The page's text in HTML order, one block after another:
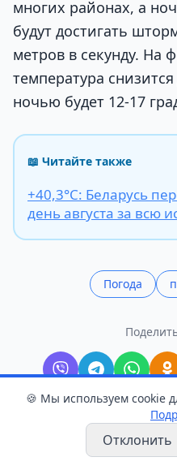
многих районах, а
будут достигать
метров в секунду. На
температура
ночью будет 12-17
📖 Читайте также
+40,3°С: Беларусь
день августа за всю
Погода
🍪 Мы используем cookie
Отклонить